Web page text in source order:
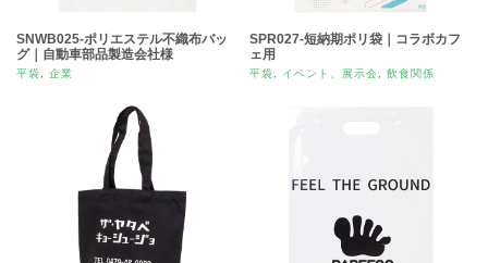
SNWB025-ポリエステル不織布バッ
グ｜自動車部品製造会社様
平袋 企業
SPR027-短納期ポリ袋｜コラボカフ
ェ用
平袋 イベント、展示会 飲食関係